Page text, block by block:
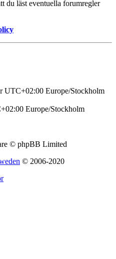
du läst eventuella forumregler
UTC+02:00 Europe/Stockholm
Europe/Stockholm
© phpBB Limited
© 2006-2020